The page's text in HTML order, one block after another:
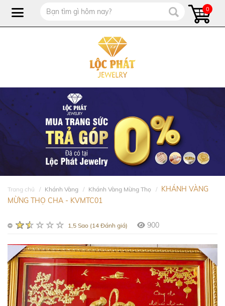
0
Trang chủ Khánh Vàng Khánh Vàng Mừng Thọ
KHÁNH VÀNG
MỪNG THỌ CHA - KVMTC01
1,5 Sao (14 Đánh giá) 900